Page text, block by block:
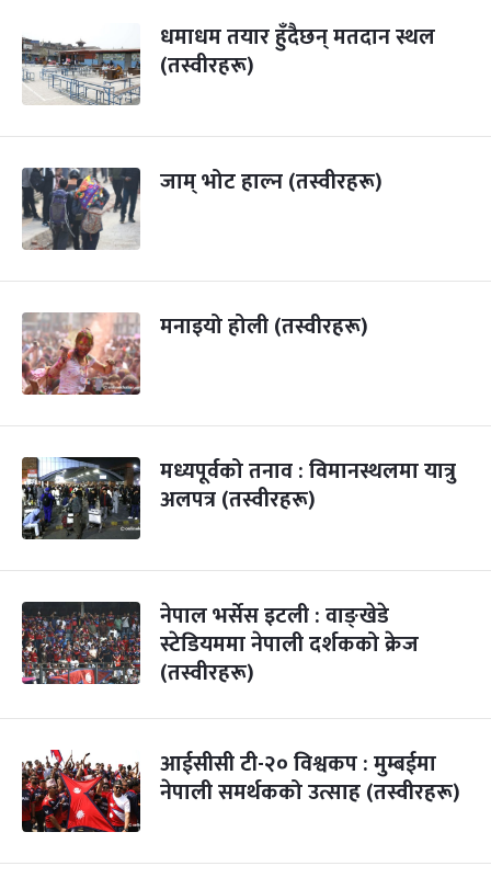
धमाधम तयार हुँदैछन् मतदान स्थल
(तस्वीरहरू)
जाम् भोट हाल्न (तस्वीरहरू)
मनाइयो होली (तस्वीरहरू)
मध्यपूर्वको तनाव : विमानस्थलमा यात्रु
अलपत्र (तस्वीरहरू)
नेपाल भर्सेस इटली : वाङ्खेडे
स्टेडियममा नेपाली दर्शकको क्रेज
(तस्वीरहरू)
आईसीसी टी-२० विश्वकप : मुम्बईमा
नेपाली समर्थकको उत्साह (तस्वीरहरू)